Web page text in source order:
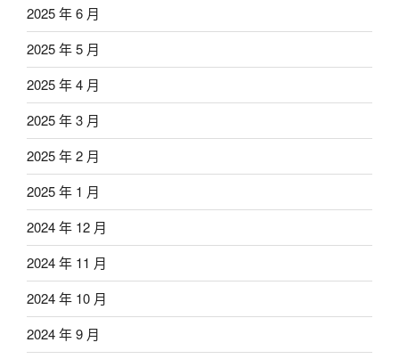
2025 年 6 月
2025 年 5 月
2025 年 4 月
2025 年 3 月
2025 年 2 月
2025 年 1 月
2024 年 12 月
2024 年 11 月
2024 年 10 月
2024 年 9 月